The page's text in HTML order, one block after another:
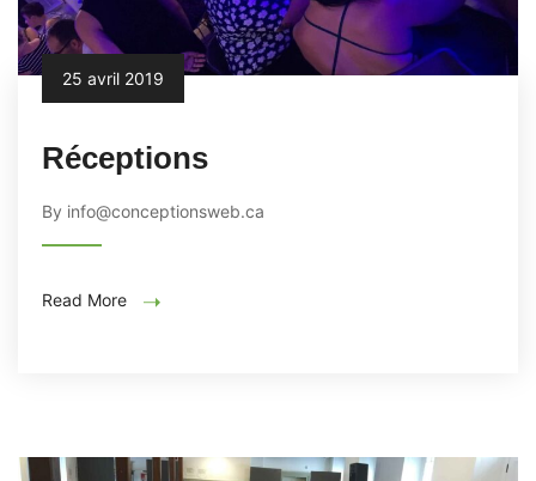
25 avril 2019
Réceptions
By info@conceptionsweb.ca
Read More